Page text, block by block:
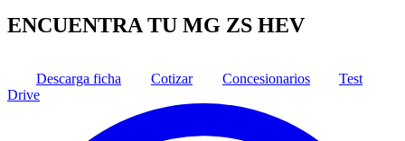
ENCUENTRA TU MG ZS HEV
Descarga ficha Cotizar Concesionarios
Test
Drive